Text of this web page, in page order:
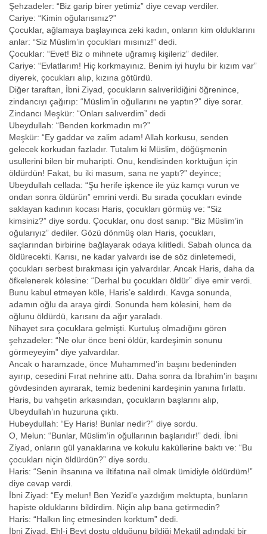
Şehzadeler: “Biz garip birer yetimiz” diye cevap verdiler.
Cariye: “Kimin oğularısınız?”
Çocuklar, ağlamaya başlayınca zeki kadın, onların kim olduklarını
anlar: “Siz Müslim’in çocukları mısınız!” dedi.
Çocuklar: “Evet! Biz o mihnete uğramış kişileriz” dediler.
Cariye: “Evlatlarım! Hiç korkmayınız. Benim iyi huylu bir kızım var”
diyerek, çocukları alıp, kızına götürdü.
Diğer taraftan, İbni Ziyad, çocukların salıverildiğini öğrenince,
zindancıyı çağırıp: “Müslim’in oğullarını ne yaptın?” diye sorar.
Zindancı Meşkür: “Onları salıverdim” dedi
Ubeydullah: “Benden korkmadın mı?”
Meşkür: “Ey gaddar ve zalim adam! Allah korkusu, senden
gelecek korkudan fazladır. Tutalım ki Müslim, döğüşmenin
usullerini bilen bir muharipti. Onu, kendisinden korktuğun için
öldürdün! Fakat, bu iki masum, sana ne yaptı?” deyince;
Ubeydullah cellada: “Şu herife işkence ile yüz kamçı vurun ve
ondan sonra öldürün” emrini verdi. Bu sırada çocukları evinde
saklayan kadının kocası Haris, çocukları görmüş ve: “Siz
kimsiniz?” diye sordu. Çocuklar, onu dost sanıp: “Biz Müslim’in
oğularıyız” dediler. Gözü dönmüş olan Haris, çocukları,
saçlarından birbirine bağlayarak odaya kilitledi. Sabah olunca da
öldürecekti. Karısı, ne kadar yalvardı ise de söz dinletemedi,
çocukları serbest bırakması için yalvardılar. Ancak Haris, daha da
öfkelenerek kölesine: “Derhal bu çocukları öldür” diye emir verdi.
Bunu kabul etmeyen köle, Haris’e saldırdı. Kavga sonunda,
adamın oğlu da araya girdi. Sonunda hem kölesini, hem de
oğlunu öldürdü, karısını da ağır yaraladı.
Nihayet sıra çocuklara gelmişti. Kurtuluş olmadığını gören
şehzadeler: “Ne olur önce beni öldür, kardeşimin sonunu
görmeyeyim” diye yalvardılar.
Ancak o haramzade, önce Muhammed’in başını bedeninden
ayırıp, cesedini Fırat nehrine attı. Daha sonra da İbrahim’in başını
gövdesinden ayırarak, temiz bedenini kardeşinin yanına fırlattı.
Haris, bu vahşetin arkasından, çocukların başlarını alıp,
Ubeydullah’ın huzuruna çıktı.
Hubeydullah: “Ey Haris! Bunlar nedir?” diye sordu.
O, Melun: “Bunlar, Müslim’in oğullarının başlarıdır!” dedi. İbni
Ziyad, onların gül yanaklarına ve kokulu kaküllerine baktı ve: “Bu
çocukları niçin öldürdün?” diye sordu.
Haris: “Senin ihsanına ve iltifatına nail olmak ümidiyle öldürdüm!”
diye cevap verdi.
İbni Ziyad: “Ey melun! Ben Yezid’e yazdığım mektupta, bunların
hapiste olduklarını bildirdim. Niçin alıp bana getirmedin?
Haris: “Halkın linç etmesinden korktum” dedi.
İbni Ziyad, Ehl-i Beyt dostu olduğunu bildiği Mekatil adındaki bir